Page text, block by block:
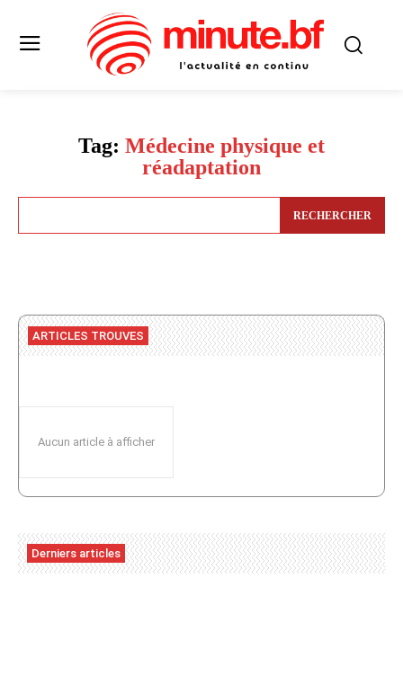
Tag: Médecine physique et
réadaptation
RECHERCHER
ARTICLES TROUVES
Aucun article à afficher
Derniers articles